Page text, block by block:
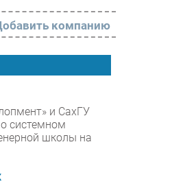
компанию
и СахГУ
системном
школы на